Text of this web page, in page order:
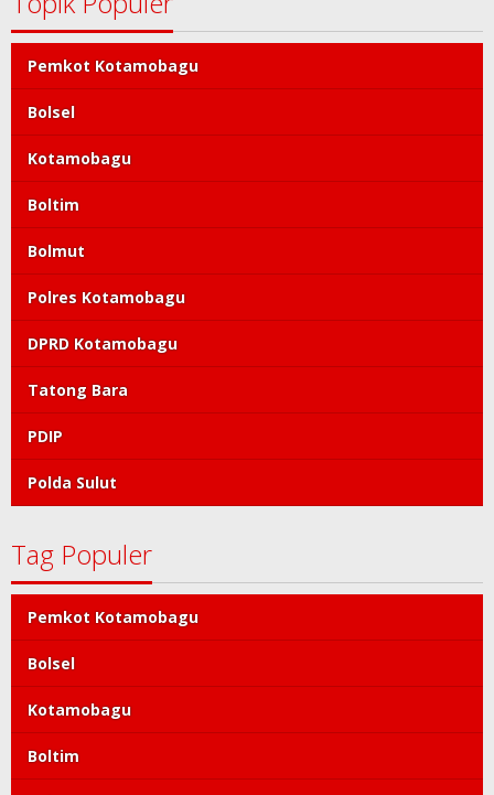
Pemkot Kotamobagu
Bolsel
Kotamobagu
Boltim
Bolmut
Polres Kotamobagu
DPRD Kotamobagu
Tatong Bara
PDIP
Polda Sulut
Tag Populer
Pemkot Kotamobagu
Bolsel
Kotamobagu
Boltim